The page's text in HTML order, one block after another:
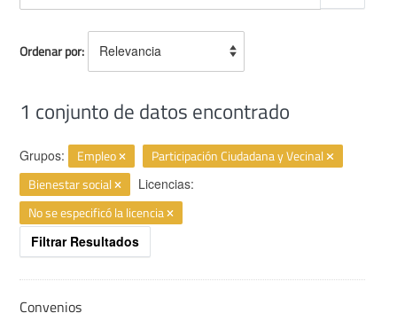
Ordenar por
1 conjunto de datos encontrado
Grupos: Empleo
Participación Ciudadana y Vecinal
Bienestar social
Licencias:
No se especificó la licencia
Filtrar Resultados
Convenios